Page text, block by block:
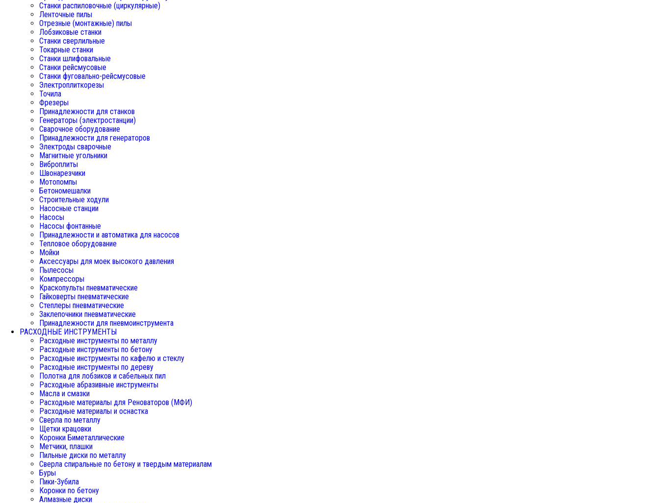
Станки распиловочные (циркулярные)
Ленточные пилы
Отрезные (монтажные) пилы
Лобзиковые станки
Станки сверлильные
Токарные станки
Станки шлифовальные
Станки рейсмусовые
Станки фуговально-рейсмусовые
Электроплиткорезы
Точила
Фрезеры
Принадлежности для станков
Генераторы (электростанции)
Сварочное оборудование
Принадлежности для генераторов
Электроды сварочные
Магнитные угольники
Виброплиты
Швонарезчики
Мотопомпы
Бетономешалки
Строительные ходули
Насосные станции
Насосы
Насосы фонтанные
Принадлежности и автоматика для насосов
Тепловое оборудование
Мойки
Аксессуары для моек высокого давления
Пылесосы
Компрессоры
Краскопульты пневматические
Гайковерты пневматические
Степлеры пневматические
Заклепочники пневматические
Принадлежности для пневмоинструмента
РАСХОДНЫЕ ИНСТРУМЕНТЫ
Расходные инструменты по металлу
Расходные инструменты по бетону
Расходные инструменты по кафелю и стеклу
Расходные инструменты по дереву
Полотна для лобзиков и сабельных пил
Расходные абразивные инструменты
Масла и смазки
Расходные материалы для Реноваторов (МФИ)
Расходные материалы и оснастка
Сверла по металлу
Щетки крацовки
Коронки Биметаллические
Метчики, плашки
Пильные диски по металлу
Сверла спиральные по бетону и твердым материалам
Буры
Пики-Зубила
Коронки по бетону
Алмазные диски